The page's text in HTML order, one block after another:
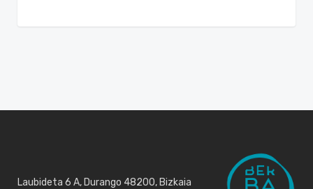
Laubideta 6 A, Durango 48200, Bizkaia